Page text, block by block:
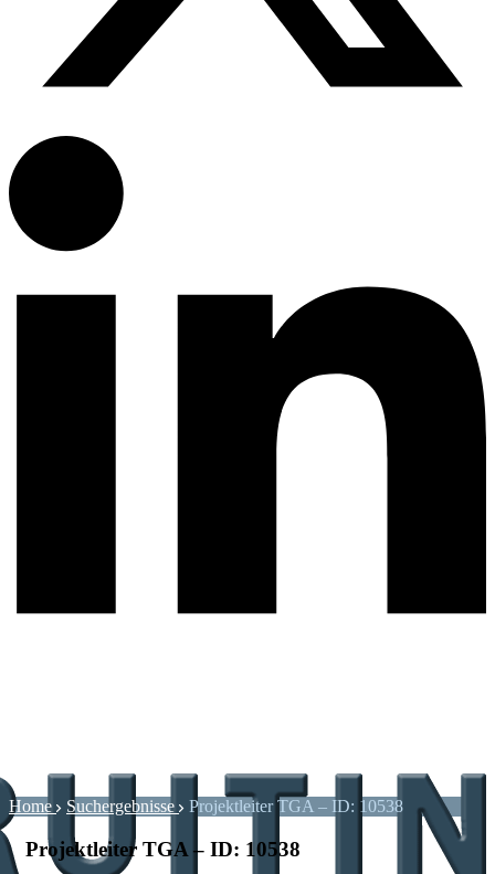
Home Suchergebnisse Projektleiter TGA – ID: 10538
Projektleiter TGA – ID: 10538